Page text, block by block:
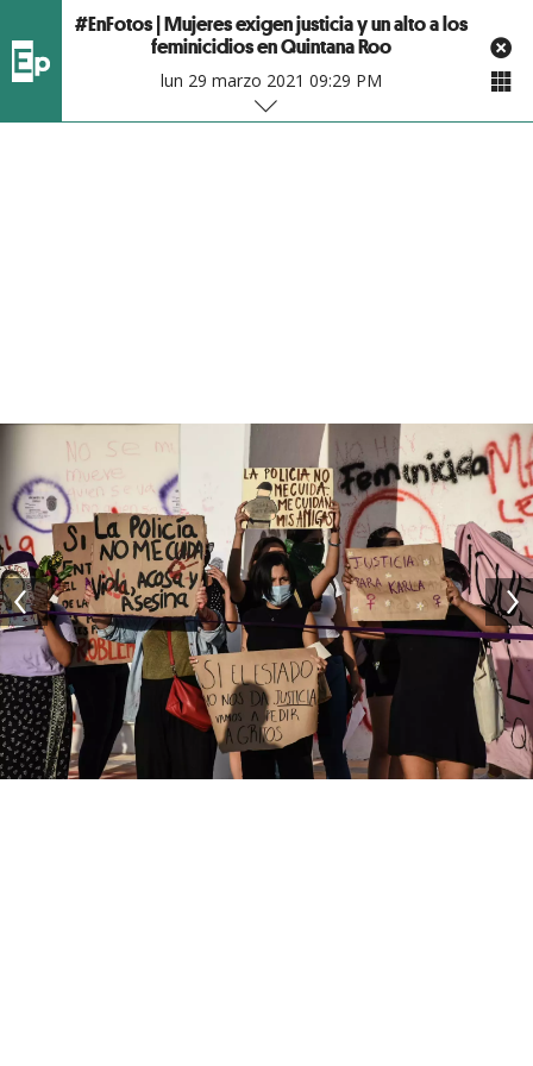
#EnFotos | Mujeres exigen justicia y un alto a los
feminicidios en Quintana Roo
lun 29 marzo 2021 09:29 PM